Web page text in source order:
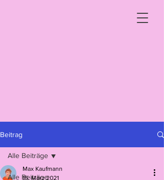
Beitrag
Alle Beiträge
Alle Beiträge
Max Kaufmann
15. März 2021